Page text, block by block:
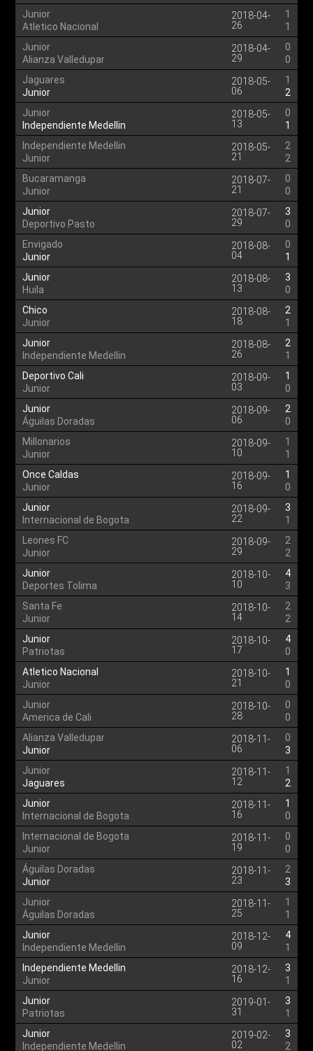
Junior
Atletico Nacional
2018-04-
26
1
1
Junior
Alianza Valledupar
2018-04-
29
0
0
Jaguares
Junior
2018-05-
06
1
2
Junior
Independiente Medellin
2018-05-
13
0
1
Independiente Medellin
Junior
2018-05-
21
2
2
Bucaramanga
Junior
2018-07-
21
0
0
Junior
Deportivo Pasto
2018-07-
29
3
0
Envigado
Junior
2018-08-
04
0
1
Junior
Huila
2018-08-
13
3
0
Chico
Junior
2018-08-
18
2
1
Junior
Independiente Medellin
2018-08-
26
2
1
Deportivo Cali
Junior
2018-09-
03
1
0
Junior
Águilas Doradas
2018-09-
06
2
0
Millonarios
Junior
2018-09-
10
1
1
Once Caldas
Junior
2018-09-
16
1
0
Junior
Internacional de Bogota
2018-09-
22
3
1
Leones FC
Junior
2018-09-
29
2
2
Junior
Deportes Tolima
2018-10-
10
4
3
Santa Fe
Junior
2018-10-
14
2
2
Junior
Patriotas
2018-10-
17
4
0
Atletico Nacional
Junior
2018-10-
21
1
0
Junior
America de Cali
2018-10-
28
0
0
Alianza Valledupar
Junior
2018-11-
06
0
3
Junior
Jaguares
2018-11-
12
1
2
Junior
Internacional de Bogota
2018-11-
16
1
0
Internacional de Bogota
Junior
2018-11-
19
0
0
Águilas Doradas
Junior
2018-11-
23
2
3
Junior
Águilas Doradas
2018-11-
25
1
1
Junior
Independiente Medellin
2018-12-
09
4
1
Independiente Medellin
Junior
2018-12-
16
3
1
Junior
Patriotas
2019-01-
31
3
1
Junior
Independiente Medellin
2019-02-
02
3
2